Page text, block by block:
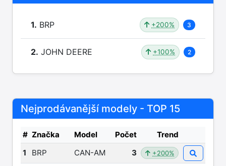
1. BRP +200% 3
2. JOHN DEERE +100% 2
Nejprodávanější modely - TOP 15
# Značka Model Počet
Trend
1
BRP CAN-AM 3 +200%